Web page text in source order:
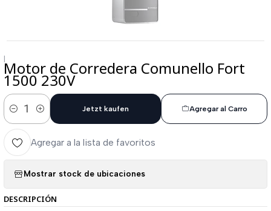
|Motor de Corredera Comunello Fort
1500 230V
Cantidad
Agregar al Carro
Jetzt kaufen
Agregar a la lista de favoritos
Mostrar stock de ubicaciones
DESCRIPCIÓN